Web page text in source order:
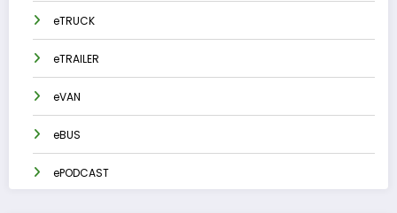
eTRUCK
eTRAILER
eVAN
eBUS
ePODCAST